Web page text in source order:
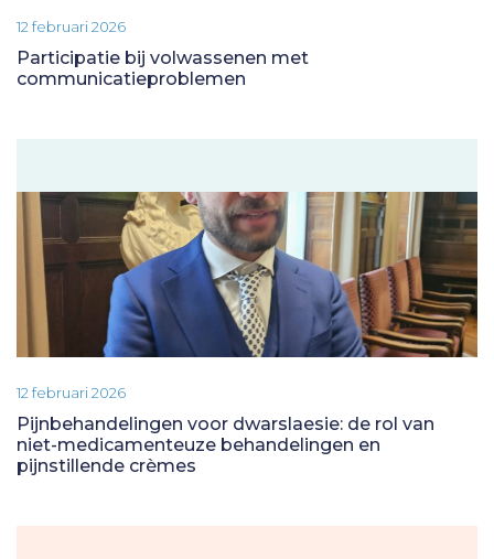
12 februari 2026
Participatie bij volwassenen met
communicatieproblemen
12 februari 2026
Pijnbehandelingen voor dwarslaesie: de rol van
niet-medicamenteuze behandelingen en
pijnstillende crèmes